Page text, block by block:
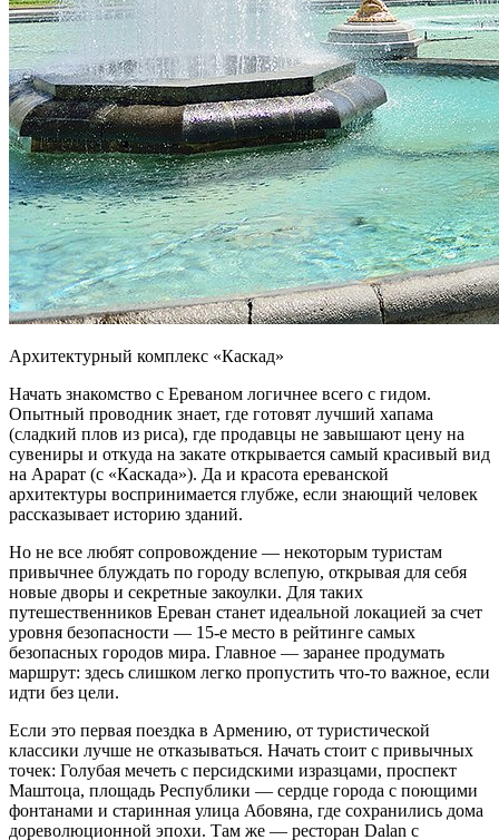
Архитектурный комплекс «Каскад»
Начать знакомство с Ереваном логичнее всего с гидом.
Опытный проводник знает, где готовят лучший хапама
(сладкий плов из риса), где продавцы не завышают цену на
сувениры и откуда на закате открывается самый красивый вид
на Арарат (с «Каскада»). Да и красота ереванской
архитектуры воспринимается глубже, если знающий человек
рассказывает историю зданий.
Но не все любят сопровождение — некоторым туристам
привычнее блуждать по городу вслепую, открывая для себя
новые дворы и секретные закоулки. Для таких
путешественников Ереван станет идеальной локацией за счет
уровня безопасности — 15-е место в рейтинге самых
безопасных городов мира. Главное — заранее продумать
маршрут: здесь слишком легко пропустить что-то важное, если
идти без цели.
Если это первая поездка в Армению, от туристической
классики лучше не отказываться. Начать стоит с привычных
точек: Голубая мечеть с персидскими изразцами, проспект
Маштоца, площадь Республики — сердце города с поющими
фонтанами и старинная улица Абовяна, где сохранились дома
дореволюционной эпохи. Там же — ресторан Dalan с